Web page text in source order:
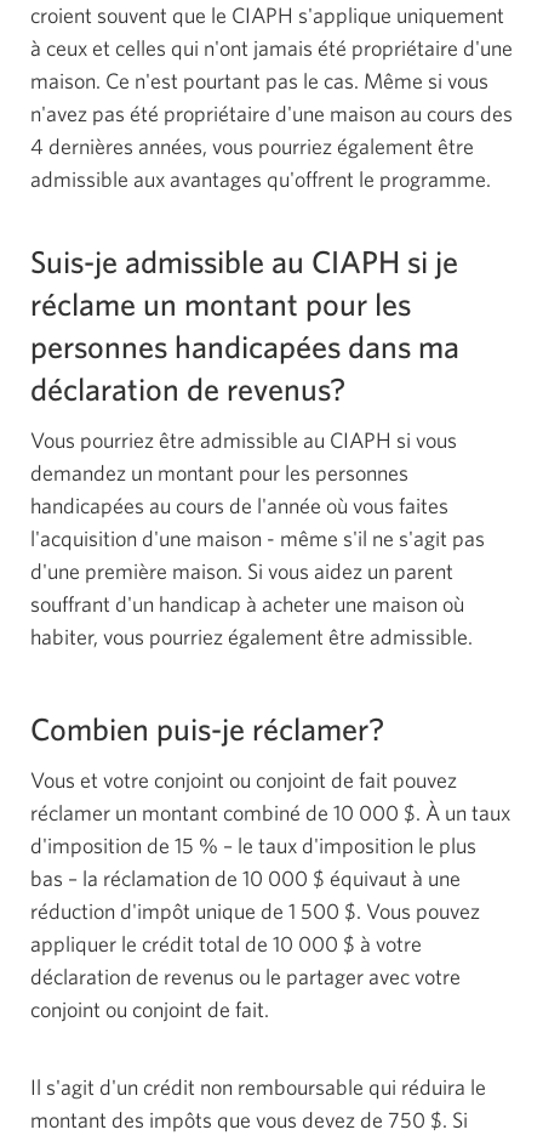
croient souvent que le CIAPH s'applique uniquement
à ceux et celles qui n'ont jamais été propriétaire d'une
maison. Ce n'est pourtant pas le cas. Même si vous
n'avez pas été propriétaire d'une maison au cours des
4 dernières années, vous pourriez également être
admissible aux avantages qu'offrent le programme.
Suis-je admissible au CIAPH si je
réclame un montant pour les
personnes handicapées dans ma
déclaration de revenus?
Vous pourriez être admissible au CIAPH si vous
demandez un montant pour les personnes
handicapées au cours de l'année où vous faites
l'acquisition d'une maison - même s'il ne s'agit pas
d'une première maison. Si vous aidez un parent
souffrant d'un handicap à acheter une maison où
habiter, vous pourriez également être admissible.
Combien puis-je réclamer?
Vous et votre conjoint ou conjoint de fait pouvez
réclamer un montant combiné de 10 000 $. À un taux
d'imposition de 15 % – le taux d'imposition le plus
bas – la réclamation de 10 000 $ équivaut à une
réduction d'impôt unique de 1 500 $. Vous pouvez
appliquer le crédit total de 10 000 $ à votre
déclaration de revenus ou le partager avec votre
conjoint ou conjoint de fait.
Il s'agit d'un crédit non remboursable qui réduira le
montant des impôts que vous devez de 750 $. Si